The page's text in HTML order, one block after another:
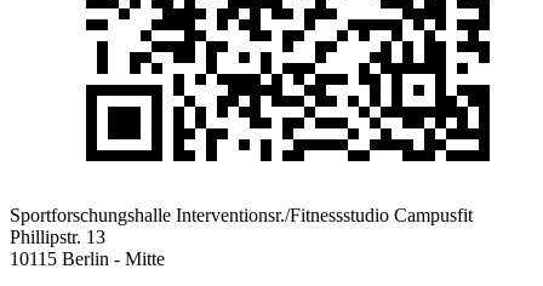
Sportforschungshalle Interventionsr./Fitnessstudio Campusfit
Phillipstr. 13
10115 Berlin - Mitte